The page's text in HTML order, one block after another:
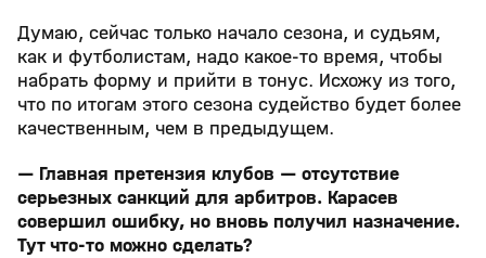
Думаю, сейчас только начало сезона, и судьям,
как и футболистам, надо какое‑то время, чтобы
набрать форму и прийти в тонус. Исхожу из того,
что по итогам этого сезона судейство будет более
качественным, чем в предыдущем.
— Главная претензия клубов — отсутствие
серьезных санкций для арбитров. Карасев
совершил ошибку, но вновь получил назначение.
Тут что‑то можно сделать?